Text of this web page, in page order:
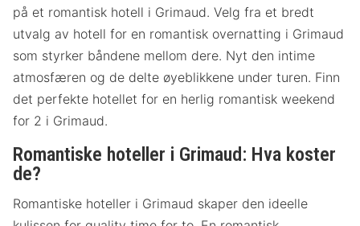
på et romantisk hotell i Grimaud. Velg fra et bredt
utvalg av hotell for en romantisk overnatting i Grimaud
som styrker båndene mellom dere. Nyt den intime
atmosfæren og de delte øyeblikkene under turen. Finn
det perfekte hotellet for en herlig romantisk weekend
for 2 i Grimaud.
Romantiske hoteller i Grimaud: Hva koster
de?
Romantiske hoteller i Grimaud skaper den ideelle